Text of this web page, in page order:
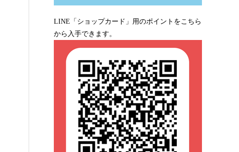
LINE「ショップカード」用のポイントをこちら
から入手できます。